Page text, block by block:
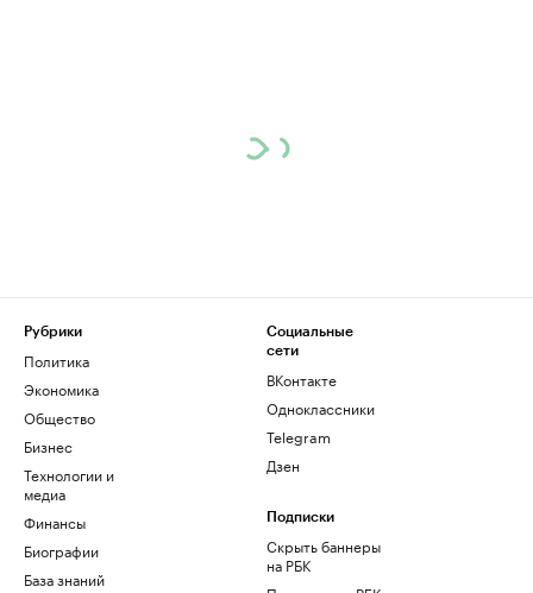
Рубрики
Политика
Экономика
Общество
Бизнес
Технологии и
медиа
Финансы
Биографии
База знаний
Социальные
сети
ВКонтакте
Одноклассники
Telegram
Дзен
Подписки
Скрыть баннеры
на РБК